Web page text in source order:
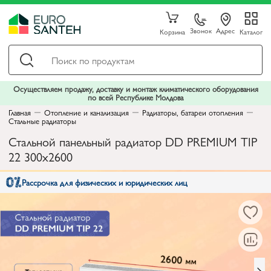
Корзина Звонок Адрес Каталог
Осуществляем продажу, доставку и монтаж климатического оборудования
по всей Республике Молдова
Главная
Отопление и канализация Радиаторы, батареи отопления
Стальные радиаторы
Стальной панельный радиатор DD PREMIUM TIP
22 300x2600
Рассрочка для физических и юридических лиц